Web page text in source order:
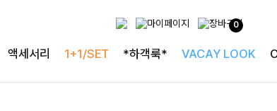
0
액세서리 1+1/SET *하객룩* VACAY LOOK
특별한 날을 빛내는
하객룩의 정석